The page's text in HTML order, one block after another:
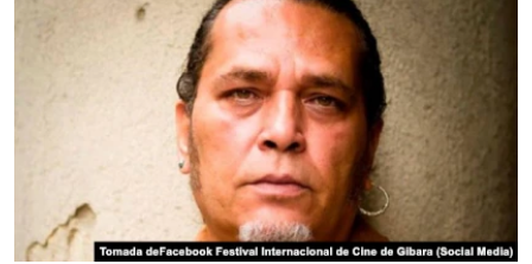
OPINIÓN GRÁFICA
AUDIOVISUALES MARTÍ
RADIO MARTÍ
LA REALIDAD DE LA VIVIENDA EN CUBA
EDITORIALES